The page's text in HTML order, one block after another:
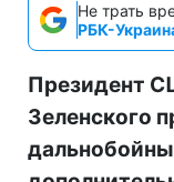
Не трать
РБК-
Президент
Зеленского